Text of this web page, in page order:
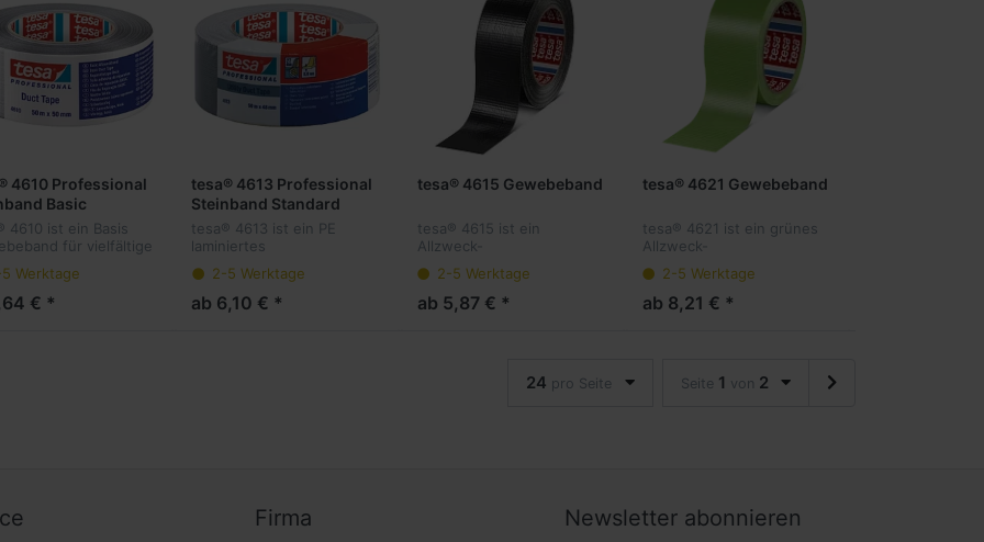
4610 Professional
Basic
4610 ist ein Basis
für vielfältige
PE-Träger, mit 18
PET-Gewebe
welcher mit
Werktage
€ *
tesa® 4613 Professional
Steinband Standard
tesa® 4613 ist ein PE
laminiertes
bestehend aus einem 27
mesh
PET/Baumwollgewebeträger,
2-5 Werktage
ab 6,10 € *
tesa® 4615 Gewebeband
tesa® 4615 ist ein
Allzweck-
Bestehend aus Gewebe
laminiert auf farbiger PE-
Folie sowie einer
2-5 Werktage
ab 5,87 € *
tesa® 4621 Gewebeband
tesa® 4621 ist ein grünes
Allzweck-
Außenbereich.
2-5 Werktage
ab 8,21 € *
24 pro Seite Seite 1 von 2
Firma Newsletter abonnieren